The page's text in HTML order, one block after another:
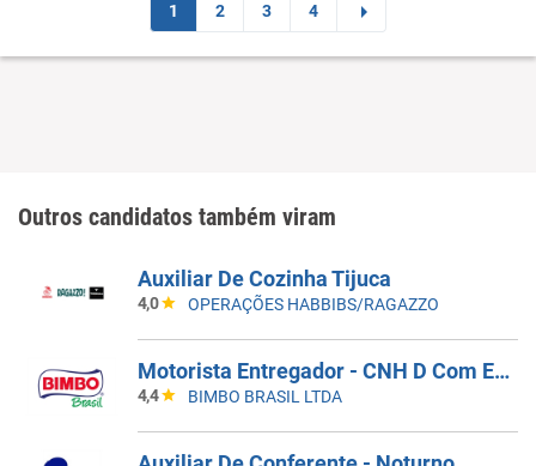
1 2 3 4
Outros candidatos também viram
Auxiliar De Cozinha Tijuca
4,0 OPERAÇÕES HABBIBS/RAGAZZO
Motorista Entregador - CNH D Com EAR - CD Guarulhos
4,4 BIMBO BRASIL LTDA